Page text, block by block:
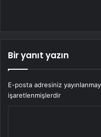
Bir yanıt yazın
E-posta adresiniz
işaretlenmişlerdir